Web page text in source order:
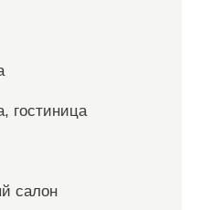
гостиница
салон